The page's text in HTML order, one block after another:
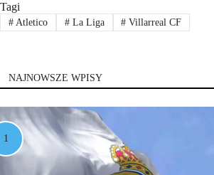
Tagi
#Atletico #La Liga # Villarreal CF
NAJNOWSZE WPISY